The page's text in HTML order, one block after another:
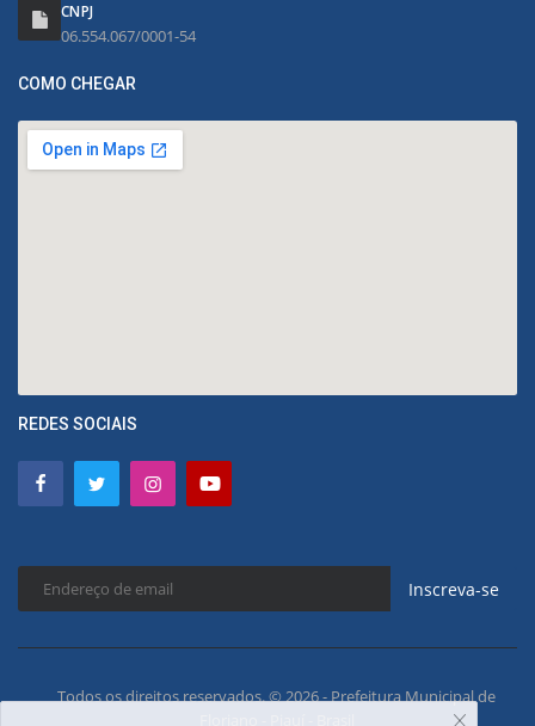
CNPJ
06.554.067/0001-54
COMO CHEGAR
REDES SOCIAIS
Inscreva-se
Todos os direitos reservados. © 2026 - Prefeitura Municipal de